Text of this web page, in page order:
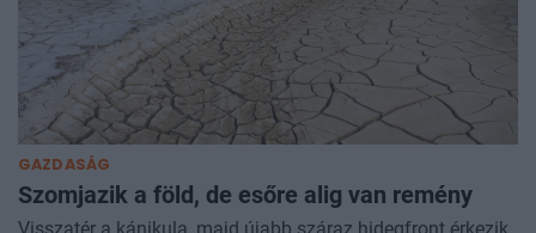
GAZDASÁG
Szomjazik a föld, de esőre alig van remény